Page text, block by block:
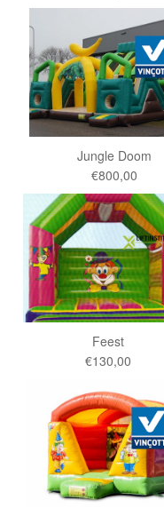
Jungle Doom
€800,00
Feest
€130,00